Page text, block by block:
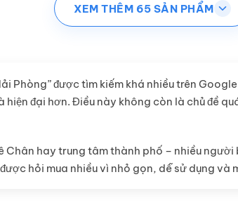
XEM THÊM 65 SẢN PHẨM
Phòng” được tìm kiếm khá nhiều trên
đại hơn. Điều này không còn là chủ đề
Chân hay trung tâm thành phố – nhiều
hỏi mua nhiều vì nhỏ gọn, dễ sử dụng và
cách chọn loại phù hợp, những lưu ý khi